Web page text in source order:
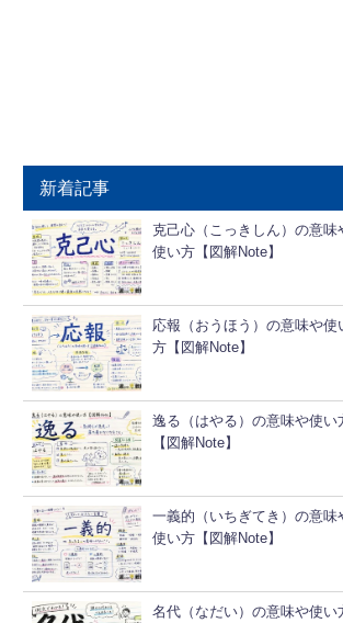
新着記事
克己心（こっきしん）の意味
使い方【図解Note】
応報（おうほう）の意味や使
方【図解Note】
逸る（はやる）の意味や使い
【図解Note】
一義的（いちぎてき）の意味
使い方【図解Note】
名代（なだい）の意味や使い